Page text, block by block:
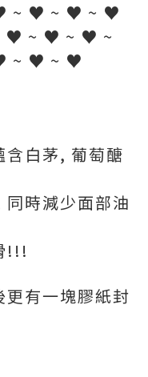
~ ♥ ~ ♥ ~ ♥
♥ ~ ♥ ~ ♥ ~
~ ♥ ~ ♥
白茅, 葡萄醣
時減少面部油
!!!
有一塊膠紙封